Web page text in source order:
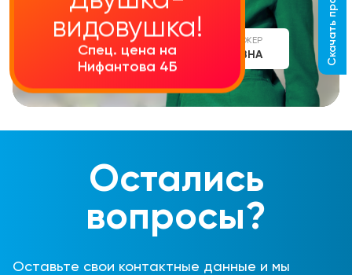
СТАРШИЙ МЕНЕДЖЕР
АЛИНА СЕРГЕЕВНА
Остались
вопросы?
Оставьте свои контактные данные и мы
видовушка!
Спец. цена на
Нифантова 4Б